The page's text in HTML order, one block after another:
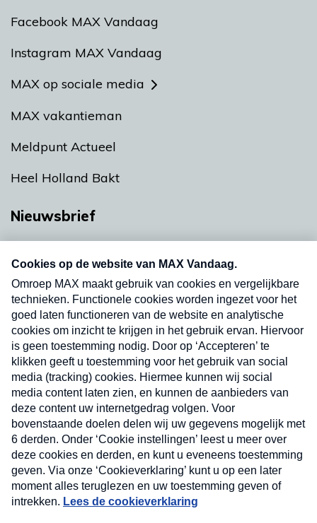
Facebook MAX Vandaag
Instagram MAX Vandaag
MAX op sociale media
MAX vakantieman
Meldpunt Actueel
Heel Holland Bakt
Nieuwsbrief
nieuwsbrief. Elke vrijdag- en dinsdagochtend in
uw mailbox.
Verzend
Nieuwsbrief
Neem hier een gratis abonnement op onze
nieuwsbrief. Elke vrijdag- en dinsdagochtend in uw